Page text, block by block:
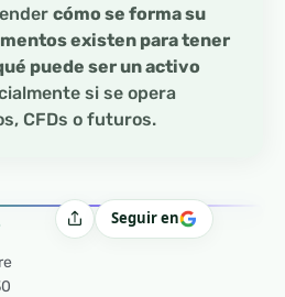
cómo se forma su
existen para tener
puede ser un activo
si se opera
CFDs o futuros.
CompartirSeguir en